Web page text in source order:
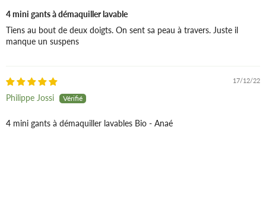
4 mini gants à démaquiller lavable
Tiens au bout de deux doigts. On sent sa peau à travers. Juste il
manque un suspens
17/12/22
Philippe Jossi
4 mini gants à démaquiller lavables Bio - Anaé